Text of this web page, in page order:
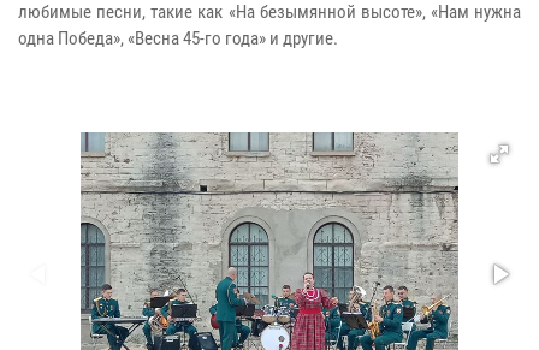
любимые песни, такие как «На безымянной высоте», «Нам нужна
одна Победа», «Весна 45-го года» и другие.